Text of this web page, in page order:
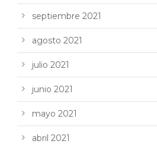
septiembre 2021
agosto 2021
julio 2021
junio 2021
mayo 2021
abril 2021